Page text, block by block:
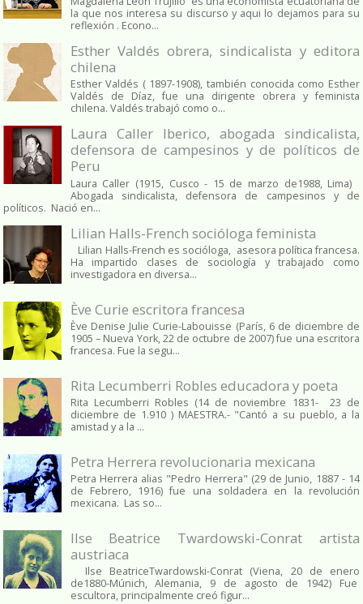
la que nos interesa su discurso y aqui lo dejamos para su
reflexión . Econo...
Esther Valdés obrera, sindicalista y editora
chilena
Esther Valdés ( 1897-1908), también conocida como Esther
Valdés de Díaz, fue una dirigente obrera y feminista
chilena. Valdés trabajó como o...
Laura Caller Iberico, abogada sindicalista,
defensora de campesinos y de políticos de
Peru
Laura Caller (1915, Cusco - 15 de marzo de1988, Lima)
Abogada sindicalista, defensora de campesinos y de
políticos. Nació en...
Lilian Halls-French socióloga feminista
Lilian Halls-French es socióloga, asesora política francesa.
Ha impartido clases de sociología y trabajado como
investigadora en diversa...
Ève Curie escritora francesa
Ève Denise Julie Curie-Labouisse (París, 6 de diciembre de
1905 – Nueva York, 22 de octubre de 2007) fue una escritora
francesa. Fue la segu...
Rita Lecumberri Robles educadora y poeta
Rita Lecumberri Robles (14 de noviembre 1831- 23 de
diciembre de 1.910 ) MAESTRA.- "Cantó a su pueblo, a la
amistad y a la ...
Petra Herrera revolucionaria mexicana
Petra Herrera alias "Pedro Herrera" (29 de Junio, 1887 - 14
de Febrero, 1916) fue una soldadera en la revolución
mexicana. Las so...
Ilse Beatrice Twardowski-Conrat artista
austriaca
Ilse BeatriceTwardowski-Conrat (Viena, 20 de enero
de1880-Múnich, Alemania, 9 de agosto de 1942) Fue
escultora, principalmente creó figur...